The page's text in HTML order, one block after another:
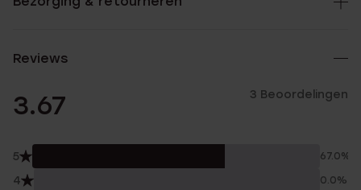
Reviews
3.67 3 Beoordelingen
5 67.0%
4 0.0%